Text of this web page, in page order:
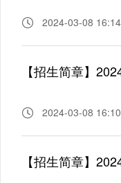
2024-03-08
【招生简章】
2024-03-08
【招生简章】